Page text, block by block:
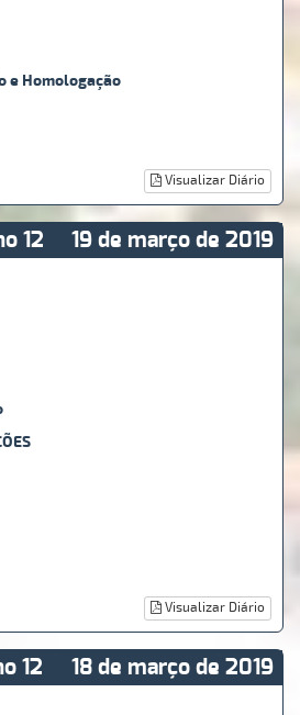
e Homologação
Visualizar Diário
12 19 de março de 2019
Visualizar Diário
12 18 de março de 2019